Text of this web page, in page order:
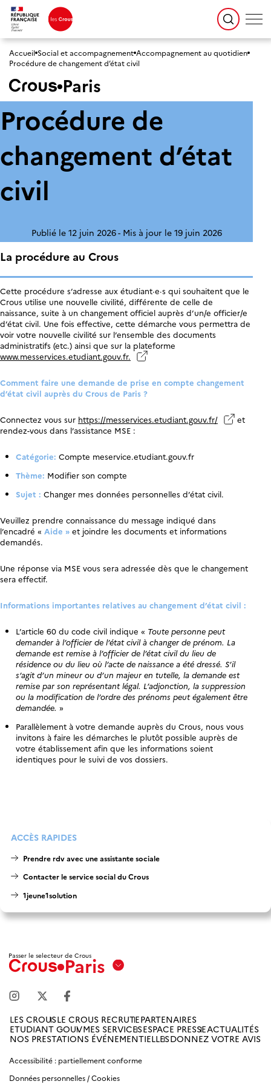
Accueil Social et accompagnement Accompagnement au quotidien
Procédure de changement d’état civil
Paris
Procédure de
changement d’état
civil
Publié le 12 juin 2026 Mis à jour le 19 juin 2026
La procédure au Crous
Cette procédure s’adresse aux étudiant·e·s qui souhaitent que le
Crous utilise une nouvelle civilité, différente de celle de
naissance, suite à un changement officiel auprès d’un/e officier/e
d’état civil. Une fois effective, cette démarche vous permettra de
voir votre nouvelle civilité sur l’ensemble des documents
administratifs (etc.) ainsi que sur la plateforme
www.messervices.etudiant.gouv.fr.
Comment faire une demande de prise en compte changement
d’état civil auprès du Crous de Paris ?
Connectez vous sur https://messervices.etudiant.gouv.fr/
et
rendez-vous dans l’assistance MSE :
Catégorie: Compte meservice.etudiant.gouv.fr
Thème: Modifier son compte
Sujet : Changer mes données personnelles d’état civil.
Veuillez prendre connaissance du message indiqué dans
l’encadré « Aide » et joindre les documents et informations
demandés.
Une réponse via MSE vous sera adressée dès que le changement
sera effectif.
Informations importantes relatives au changement d’état civil :
L’article 60 du code civil indique « Toute personne peut
demander à l’officier de l’état civil à changer de prénom. La
demande est remise à l’officier de l’état civil du lieu de
résidence ou du lieu où l’acte de naissance a été dressé. S’il
s’agit d’un mineur ou d’un majeur en tutelle, la demande est
remise par son représentant légal. L’adjonction, la suppression
ou la modification de l’ordre des prénoms peut également être
demandée. »
Parallèlement à votre demande auprès du Crous, nous vous
invitons à faire les démarches le plutôt possible auprès de
votre établissement afin que les informations soient
identiques pour le suivi de vos dossiers.
ACCÈS RAPIDES
Prendre rdv avec une assistante sociale
Contacter le service social du Crous
1jeune1solution
Passer le selecteur de Crous
Paris
Marseille
Amiens
Antilles
LES CROUSLE CROUS RECRUTEPARTENAIRES
ETUDIANT GOUVMES SERVICESESPACE PRESSEACTUALITÉS
NOS PRESTATIONS ÉVÉNEMENTIELLESDONNEZ VOTRE AVIS
Accessibilité : partiellement conforme
Données personnelles / Cookies